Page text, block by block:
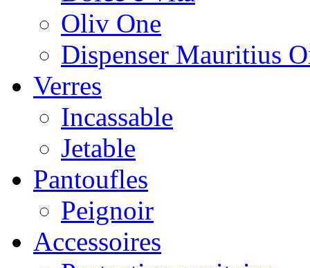
Oliv One
Dispenser Mauritius
Verres
Incassable
Jetable
Pantoufles
Peignoir
Accessoires